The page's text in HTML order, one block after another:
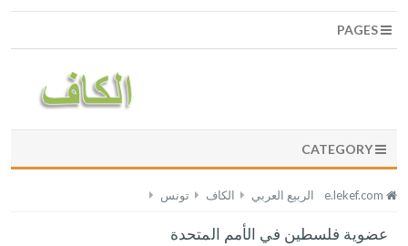
CATEGORY
الربيع العربي الكاف تونس
عضوية فلسطين في الأمم المتحدة